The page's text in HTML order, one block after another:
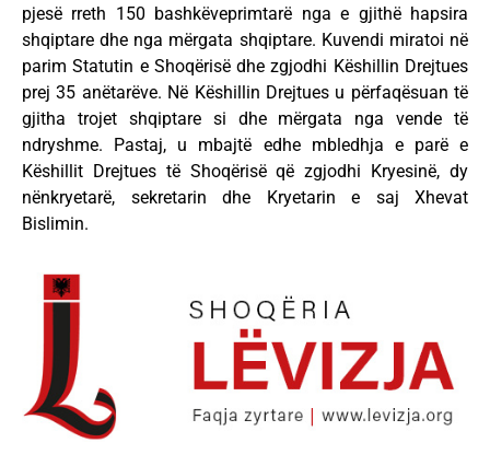
pjesë rreth 150 bashkëveprimtarë nga e gjithë hapsira
shqiptare dhe nga mërgata shqiptare. Kuvendi miratoi në
parim Statutin e Shoqërisë dhe zgjodhi Këshillin Drejtues
prej 35 anëtarëve. Në Këshillin Drejtues u përfaqësuan të
gjitha trojet shqiptare si dhe mërgata nga vende të
ndryshme. Pastaj, u mbajtë edhe mbledhja e parë e
Këshillit Drejtues të Shoqërisë që zgjodhi Kryesinë, dy
nënkryetarë, sekretarin dhe Kryetarin e saj Xhevat
Bislimin.